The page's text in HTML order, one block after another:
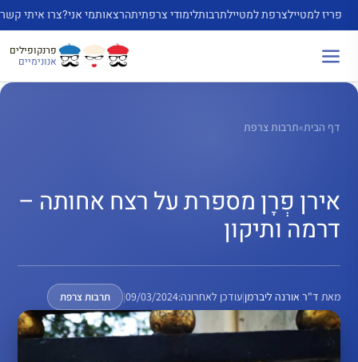
לדלג
לתוכן
פריז למטיילצרפת למטיילתרבותלימודי צרפתיתהרצאותמי אני?צרו איתי קשר
פרנקופילים
אנונימיים
דף הבית»תרבות צרפת
אירן פְרָן מספרת על רצח אחותה –
דרמה ותיקון
מאת ד"ר אורנה ליברמן|עודכן לאחרונה:09/03/2024
| תרבות צרפת